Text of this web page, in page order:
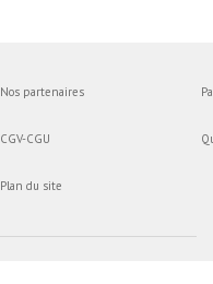
Nos partenaires
CGV-CGU
Plan du site